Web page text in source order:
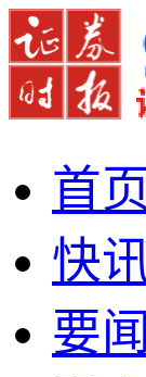
首
快
要闻